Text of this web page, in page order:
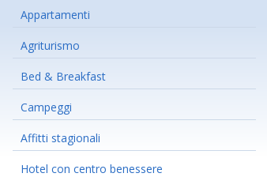
Appartamenti
Agriturismo
Bed & Breakfast
Campeggi
Affitti stagionali
Hotel con centro benessere